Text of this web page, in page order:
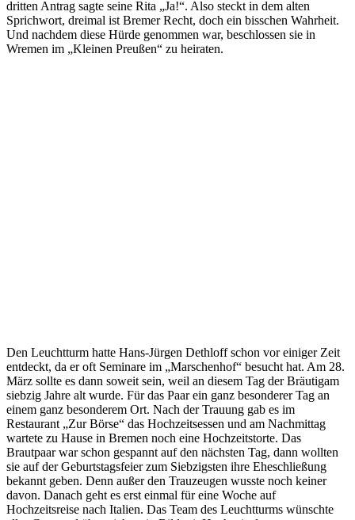
dritten Antrag sagte seine Rita „Ja!“. Also steckt in dem alten
Sprichwort, dreimal ist Bremer Recht, doch ein bisschen Wahrheit.
Und nachdem diese Hürde genommen war, beschlossen sie in
Wremen im „Kleinen Preußen“ zu heiraten.
Den Leuchtturm hatte Hans-Jürgen Dethloff schon vor einiger Zeit
entdeckt, da er oft Seminare im „Marschenhof“ besucht hat. Am 28.
März sollte es dann soweit sein, weil an diesem Tag der Bräutigam
siebzig Jahre alt wurde. Für das Paar ein ganz besonderer Tag an
einem ganz besonderem Ort. Nach der Trauung gab es im
Restaurant „Zur Börse“ das Hochzeitsessen und am Nachmittag
wartete zu Hause in Bremen noch eine Hochzeitstorte. Das
Brautpaar war schon gespannt auf den nächsten Tag, dann wollten
sie auf der Geburtstagsfeier zum Siebzigsten ihre Eheschließung
bekannt geben. Denn außer den Trauzeugen wusste noch keiner
davon. Danach geht es erst einmal für eine Woche auf
Hochzeitsreise nach Italien. Das Team des Leuchtturms wünschte